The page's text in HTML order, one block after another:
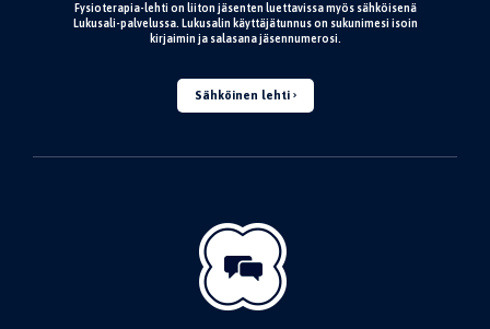
Fysioterapia-lehti on liiton jäsenten luettavissa myös sähköisenä
Lukusali-palvelussa. Lukusalin käyttäjätunnus on sukunimesi isoin
kirjaimin ja salasana jäsennumerosi.
Sähköinen lehti